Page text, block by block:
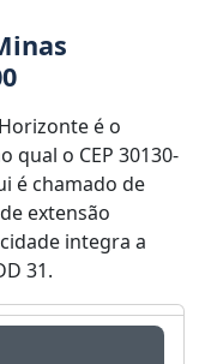
é o
qual o CEP 30130-
é chamado de
extensão
integra a
31.